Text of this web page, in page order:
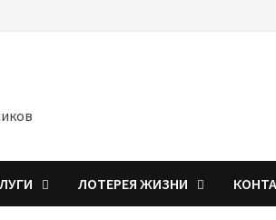
ЛОТЕРЕЯ ЖИЗНИ